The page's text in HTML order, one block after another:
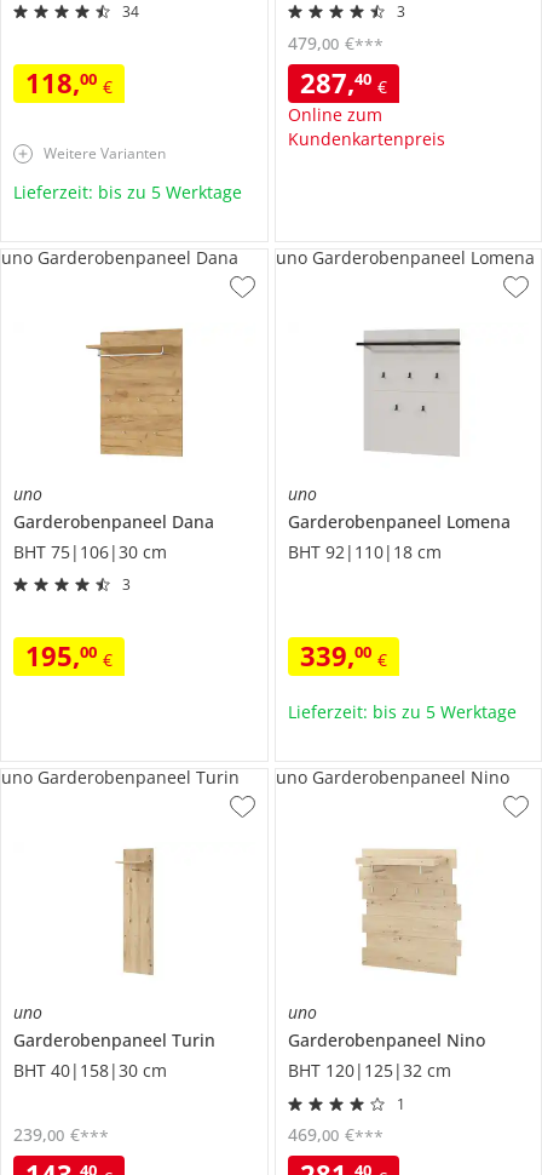
34
118,00 €
Weitere Varianten
Lieferzeit: bis zu 5 Werktage
3
287,40 €
Online zum
Kundenkartenpreis
479,00 €***
uno
Garderobenpaneel Dana
BHT 75|106|30 cm
3
195,00 €
uno Garderobenpaneel Dana
uno
Garderobenpaneel Lomena
BHT 92|110|18 cm
339,00 €
uno Garderobenpaneel Lomena
Lieferzeit: bis zu 5 Werktage
uno
Garderobenpaneel Turin
BHT 40|158|30 cm
239,00 €***
uno Garderobenpaneel Turin
uno
Garderobenpaneel Nino
BHT 120|125|32 cm
1
469,00 €***
uno Garderobenpaneel Nino